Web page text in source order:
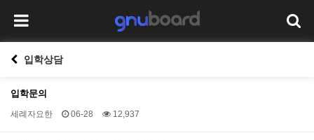
입학상담
입학문의
세례자요한 06-28 12,937